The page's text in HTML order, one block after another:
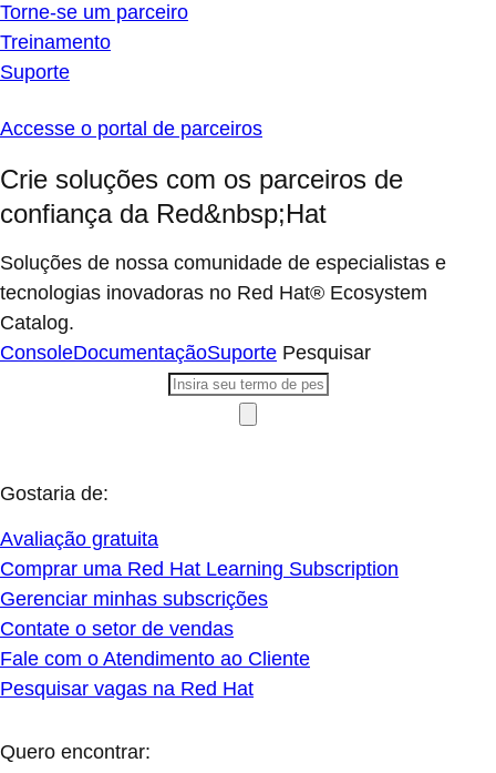
Torne-se um parceiro
Treinamento
Suporte
Accesse o portal de parceiros
Crie soluções com os parceiros de
confiança da Red&nbsp;Hat
Soluções de nossa comunidade de especialistas e
tecnologias inovadoras no Red Hat® Ecosystem
Catalog.
ConsoleDocumentaçãoSuporte Pesquisar
Gostaria de:
Avaliação gratuita
Comprar uma Red Hat Learning Subscription
Gerenciar minhas subscrições
Contate o setor de vendas
Fale com o Atendimento ao Cliente
Pesquisar vagas na Red Hat
Quero encontrar: